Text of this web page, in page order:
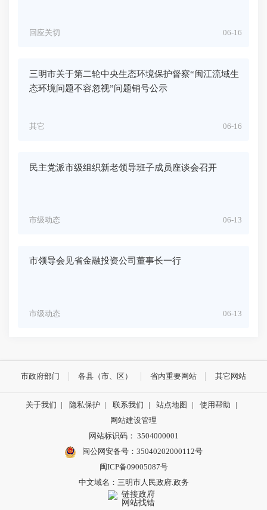
06-16
回应关切
三明市关于第二轮中央生态环境保护督察“闽江流域生
态环境问题不容忽视”问题销号公示
06-16
其它
民主党派市级组织新老领导班子成员座谈会召开
06-13
市级动态
市领导会见省金融投资公司董事长一行
06-13
市级动态
市政府部门 各县（市、区） 省内重要网站 其它网站
关于我们 | 隐私保护 | 联系我们 | 站点地图 | 使用帮助
|
网站建设管理
网站标识码： 3504000001
闽公网安备号：35040202000112号
闽ICP备09005087号
中文域名：三明市人民政府.政务